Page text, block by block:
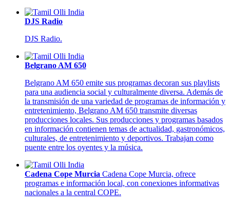
DJS Radio
DJS Radio.
Belgrano AM 650
Belgrano AM 650 emite sus programas decoran sus playlists
para una audiencia social y culturalmente diversa. Además de
la transmisión de una variedad de programas de información y
entretenimiento, Belgrano AM 650 transmite diversas
producciones locales. Sus producciones y programas basados
en información contienen temas de actualidad, gastronómicos,
culturales, de entretenimiento y deportivos. Trabajan como
puente entre los oyentes y la música.
Cadena Cope Murcia Cadena Cope Murcia, ofrece
programas e información local, con conexiones informativas
nacionales a la central COPE.